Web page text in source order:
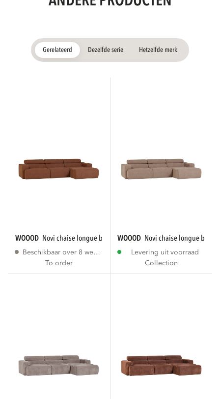
Gerelateerd Dezelfde serie Hetzelfde merk
WOOOD novi chaise longue bank rechts bouclé...
Beschikbaar over 8 weken
To order
WOOOD novi chaise longue bank
Levering uit voorraad
Collection